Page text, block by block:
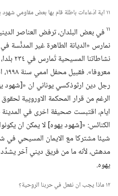
١١ اية ادّعاءات باطلة قام بها بعض مقاومي شهود يهوه؟‏
١١ في بعض البلدان،‏ ترفض العناصر
نمارس «الديانة الطاهرة غير المدنَّسة
رجل دين ارثوذكسي يوناني ان «[شهود
الرغم من قرار المحكمة الاوروپية
ايام،‏ اقتبست صحيفة اخرى في
الكنائس:‏ «[شهود يهوه] لا يمكن ان
شيئا مشتركا مع الايمان المسيحي
مدهش،‏ لأنه ما من فريق ديني آخر
يهوه.‏
١٢ ماذا يجب ان نفعل في حربنا الروحية؟‏